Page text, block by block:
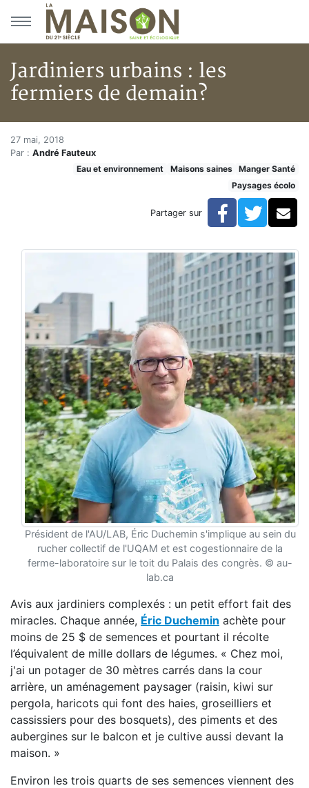
Aller au menu principal
Aller au contenu principal
Jardiniers urbains : les
fermiers de demain?
Accueil
Articles
Maisons saines
Jardiniers urbains : les fermiers de demain?
Jardiniers urbains : les
27 mai, 2018
Par : André Fauteux
Eau et environnement
Maisons saines
Manger Santé
Paysages écolo
Partager sur Facebook
Président de l'AU/LAB, Éric Duchemin s'implique au sein du
rucher collectif de l'UQAM et est cogestionnaire de la
ferme-laboratoire sur le toit du Palais des congrès. © au-
lab.ca
Avis aux jardiniers complexés : un petit effort fait des
miracles. Chaque année, Éric Duchemin achète pour
moins de 25 $ de semences et pourtant il récolte
l’équivalent de mille dollars de légumes. « Chez moi,
j'ai un potager de 30 mètres carrés dans la cour
arrière, un aménagement paysager (raisin, kiwi sur
pergola, haricots qui font des haies, groseilliers et
cassissiers pour des bosquets), des piments et des
aubergines sur le balcon et je cultive aussi devant la
maison. »
Environ les trois quarts de ses semences viennent des